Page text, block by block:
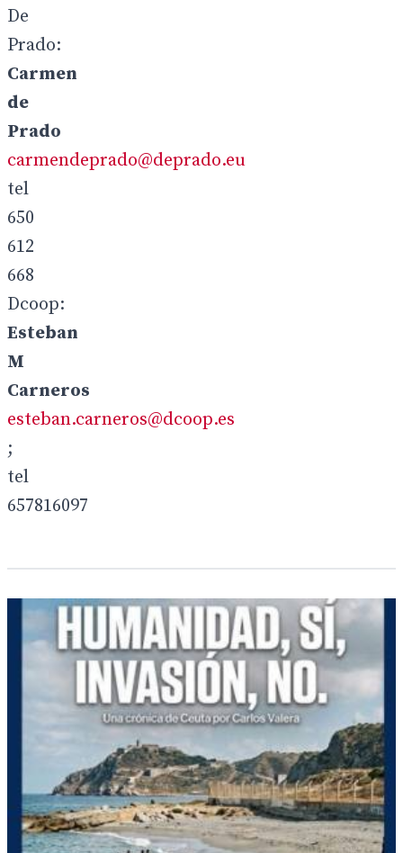
De
Prado:
Carmen
de
Prado
carmendeprado@deprado.eu
tel
650
612
668
Dcoop:
Esteban
M
Carneros
esteban.carneros@dcoop.es
;
tel
657816097